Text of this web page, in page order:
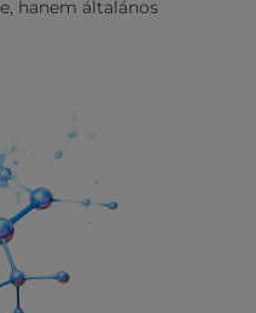
hanem általános